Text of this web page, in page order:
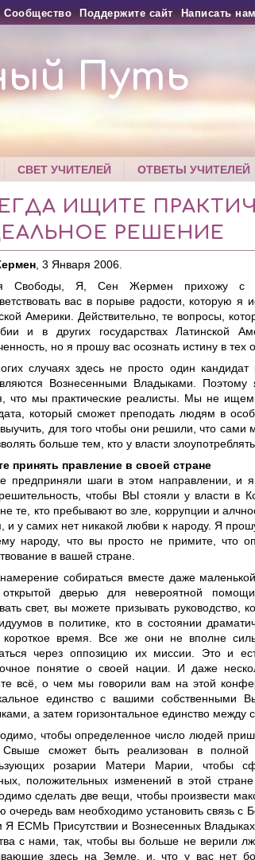
Сообщество Поддержите сайт Написать нам
Путь
СВЕТ УЧИТЕЛЕЙ ОТВЕТЫ УЧИТЕЛЕЙ
ИЩИТЕ
РЕШЕНИЕ
, 3 Января 2006.
Свободы, Я, Сен Жермен прихожу с
вас в порыве радости, которую я
Америки. Действительно, те вопросы,
и в других государствах Латинской
но я прошу вас осознать истину в
случаях здесь не просто один
Вознесенными Владыками.
что мы практические реалисты. Мы не
который сможет преподать людям в
для того чтобы они решили, что сами
больше тем, кто у власти
принять правление в своей стране
предприняли шаги в этом направлении, и
чтобы ВЫ стояли у власти в
те, кто пребывают во зле, коррупции и
и у самих нет никакой любви к народу. Я
народу, что вы просто не примите, что
в вашей стране.
собираться вместе даже
открытой дверью для невероятной
свет, вы можете призывать руководство,
в политике, кто в состоянии
короткое время. Все же они не вполне
через оппозицию их миссии. Это и
понятие о своей нации. И даже
всё, о чем мы говорили вам на этой
единство с вашими собственными
а затем горизонтальное единство между
чтобы определенное число людей
Свыше сможет быть реализован в
розарии Матери Марии, чтобы
положительных изменений в этой
сделать две вещи, чтобы произвести
очередь вам необходимо установить связь с
Я ЕСМЬ Присутствии и Вознесенных
с нами, так, чтобы вы больше не верили
здесь на Земле, и, что у вас нет